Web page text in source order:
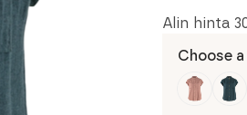
Alin hinta
Choose